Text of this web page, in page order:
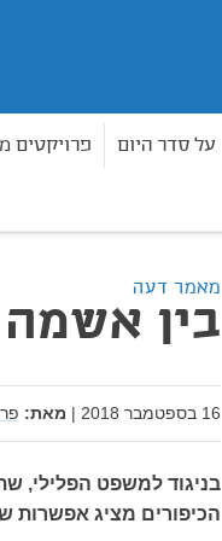
על סדר היום פרויקטים
מאמר דעה
בין
16 בספטמבר 2018 | מאת:
בניגוד למשפט הפלילי,
הכיפורים מציג אפשרות